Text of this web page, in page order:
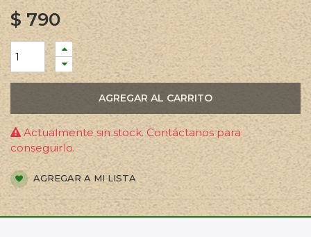
$790
AGREGAR AL CARRITO
Actualmente sin stock. Contáctanos para
conseguirlo.
AGREGAR A MI LISTA